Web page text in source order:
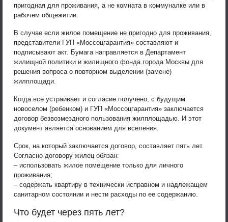
пригодная для проживания, а не комната в коммуналке или в
рабочем общежитии.
В случае если жилое помещение не пригодно для проживания,
представители ГУП «Моссоцгарантия» составляют и
подписывают акт. Бумага направляется в Департамент
жилищной политики и жилищного фонда города Москвы для
решения вопроса о повторном выделении (замене)
жилплощади.
Когда все устраивает и согласие получено, с будущим
новоселом (ребенком) и ГУП «Моссоцгарантия» заключается
договор безвозмездного пользования жилплощадью. И этот
документ является основанием для вселения.
Срок, на который заключается договор, составляет пять лет.
Согласно договору жилец обязан:
– использовать жилое помещение только для личного
проживания;
– содержать квартиру в технически исправном и надлежащем
санитарном состоянии и нести расходы по ее содержанию.
Что будет через пять лет?